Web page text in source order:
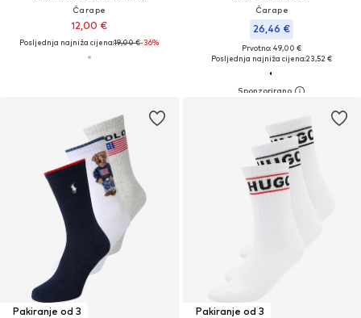
Čarape
12,00 €
Posljednja najniža cijena:19,00 €-36%
Čarape
26,46 €
Prvotno: 49,00 €
Posljednja najniža cijena:23,52 €
Pakiranje od 3 Pakiranje od 3